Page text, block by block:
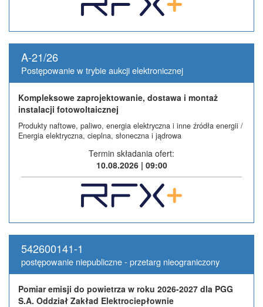
A-21/26
Postępowanie w trybie aukcji elektronicznej
Kompleksowe zaprojektowanie, dostawa i montaż
instalacji fotowoltaicznej
Produkty naftowe, paliwo, energia elektryczna i inne źródła energii /
Energia elektryczna, cieplna, słoneczna i jądrowa
Termin składania ofert:
10.08.2026 | 09:00
542600141-1
postępowanie niepubliczne - przetarg nieograniczony
Pomiar emisji do powietrza w roku 2026-2027 dla PGG
S.A. Oddział Zakład Elektrociepłownie